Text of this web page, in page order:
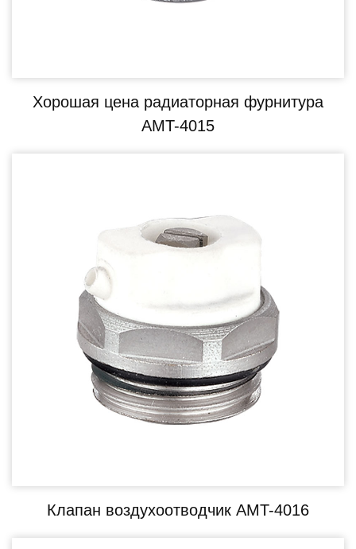
Хорошая цена радиаторная фурнитура
AMT-4015
Клапан воздухоотводчик AMT-4016